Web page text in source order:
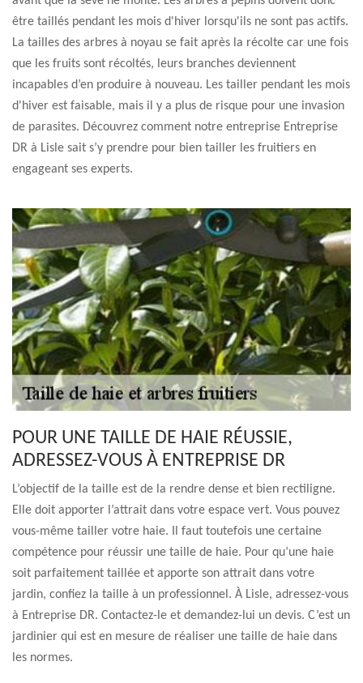
être taillés pendant les mois d'hiver lorsqu'ils ne sont pas actifs.
La tailles des arbres à noyau se fait après la récolte car une fois
que les fruits sont récoltés, leurs branches deviennent
incapables d’en produire à nouveau. Les tailler pendant les mois
d'hiver est faisable, mais il y a plus de risque pour une invasion
de parasites. Découvrez comment notre entreprise Entreprise
DR à Lisle sait s’y prendre pour bien tailler les fruitiers en
engageant ses experts.
POUR UNE TAILLE DE HAIE RÉUSSIE,
ADRESSEZ-VOUS À ENTREPRISE DR
L’objectif de la taille est de la rendre dense et bien rectiligne.
Elle doit apporter l’attrait dans votre espace vert. Vous pouvez
vous-même tailler votre haie. Il faut toutefois une certaine
compétence pour réussir une taille de haie. Pour qu’une haie
soit parfaitement taillée et apporte son attrait dans votre
jardin, confiez la taille à un professionnel. À Lisle, adressez-vous
à Entreprise DR. Contactez-le et demandez-lui un devis. C’est un
jardinier qui est en mesure de réaliser une taille de haie dans
les normes.